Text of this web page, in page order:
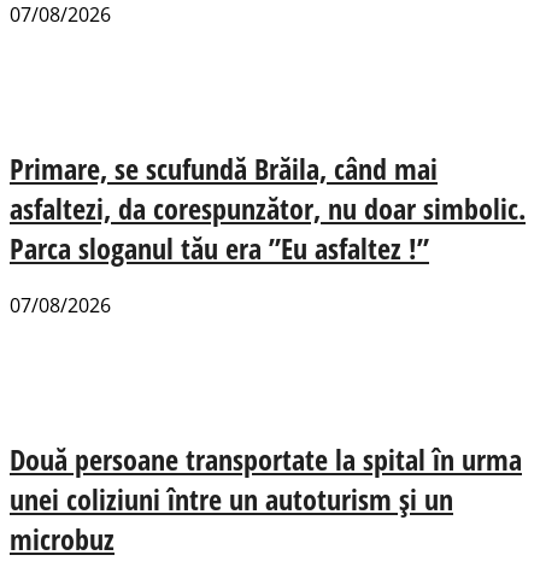
07/08/2026
Primare, se scufundă Brăila, când mai
asfaltezi, da corespunzător, nu doar simbolic.
Parca sloganul tău era ”Eu asfaltez !”
07/08/2026
Două persoane transportate la spital în urma
unei coliziuni între un autoturism și un
microbuz